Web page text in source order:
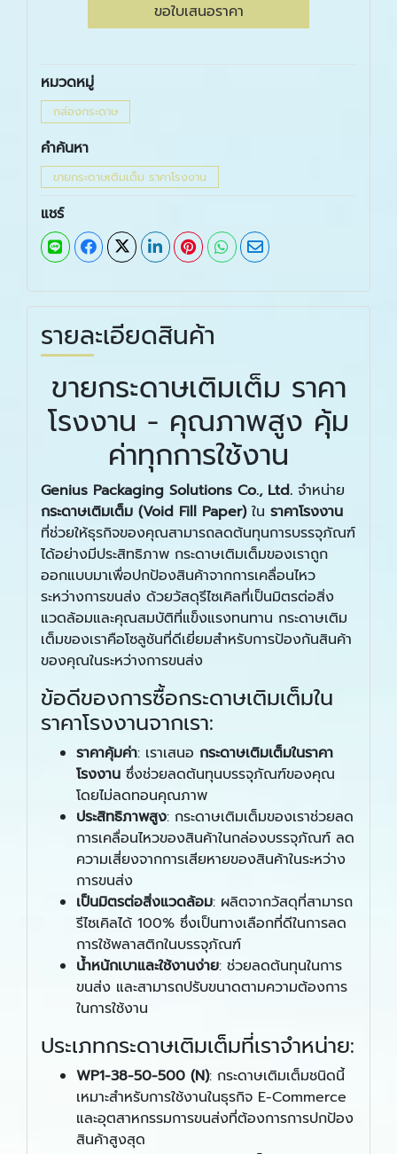
ขอใบเสนอราคา
หมวดหมู่
กล่องกระดาษ
คำค้นหา
ขายกระดาษเติมเต็ม ราคาโรงงาน
แชร์
รายละเอียดสินค้า
ขายกระดาษเติมเต็ม ราคา
โรงงาน - คุณภาพสูง คุ้ม
ค่าทุกการใช้งาน
Genius Packaging Solutions Co., Ltd. จำหน่าย
กระดาษเติมเต็ม (Void Fill Paper)ใน ราคาโรงงาน
ที่ช่วยให้ธุรกิจของคุณสามารถลดต้นทุนการบรรจุภัณฑ์
ได้อย่างมีประสิทธิภาพ กระดาษเติมเต็มของเราถูก
ออกแบบมาเพื่อปกป้องสินค้าจากการเคลื่อนไหว
ระหว่างการขนส่ง ด้วยวัสดุรีไซเคิลที่เป็นมิตรต่อสิ่ง
แวดล้อมและคุณสมบัติที่แข็งแรงทนทาน กระดาษเติม
เต็มของเราคือโซลูชันที่ดีเยี่ยมสำหรับการป้องกันสินค้า
ของคุณในระหว่างการขนส่ง
ข้อดีของการซื้อกระดาษเติมเต็มใน
ราคาโรงงานจากเรา:
ราคาคุ้มค่า: เราเสนอ กระดาษเติมเต็มในราคา
โรงงาน ซึ่งช่วยลดต้นทุนบรรจุภัณฑ์ของคุณ
โดยไม่ลดทอนคุณภาพ
ประสิทธิภาพสูง: กระดาษเติมเต็มของเราช่วยลด
การเคลื่อนไหวของสินค้าในกล่องบรรจุภัณฑ์ ลด
ความเสี่ยงจากการเสียหายของสินค้าในระหว่าง
การขนส่ง
เป็นมิตรต่อสิ่งแวดล้อม: ผลิตจากวัสดุที่สามารถ
รีไซเคิลได้ 100% ซึ่งเป็นทางเลือกที่ดีในการลด
การใช้พลาสติกในบรรจุภัณฑ์
น้ำหนักเบาและใช้งานง่าย: ช่วยลดต้นทุนในการ
ขนส่ง และสามารถปรับขนาดตามความต้องการ
ในการใช้งาน
ประเภทกระดาษเติมเต็มที่เราจำหน่าย:
WP1-38-50-500 (N): กระดาษเติมเต็มชนิดนี้
เหมาะสำหรับการใช้งานในธุรกิจ E-Commerce
และอุตสาหกรรมการขนส่งที่ต้องการการปกป้อง
สินค้าสูงสุด